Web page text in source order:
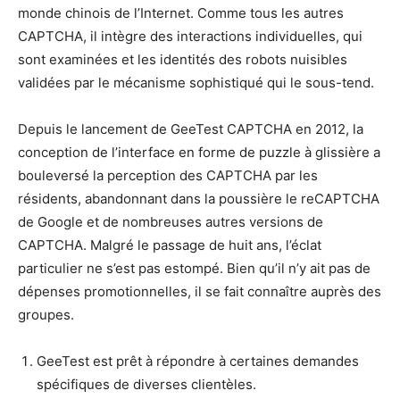
monde chinois de l’Internet. Comme tous les autres
CAPTCHA, il intègre des interactions individuelles, qui
sont examinées et les identités des robots nuisibles
validées par le mécanisme sophistiqué qui le sous-tend.
Depuis le lancement de GeeTest CAPTCHA en 2012, la
conception de l’interface en forme de puzzle à glissière a
bouleversé la perception des CAPTCHA par les
résidents, abandonnant dans la poussière le reCAPTCHA
de Google et de nombreuses autres versions de
CAPTCHA. Malgré le passage de huit ans, l’éclat
particulier ne s’est pas estompé. Bien qu’il n’y ait pas de
dépenses promotionnelles, il se fait connaître auprès des
groupes.
GeeTest est prêt à répondre à certaines demandes
spécifiques de diverses clientèles.